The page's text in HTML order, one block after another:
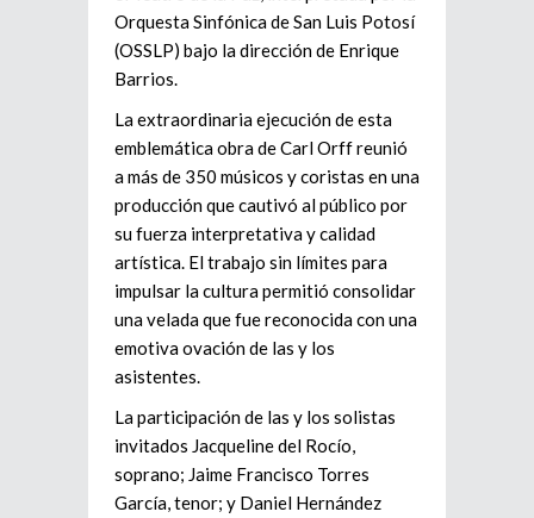
Orquesta Sinfónica de San Luis Potosí
(OSSLP) bajo la dirección de Enrique
Barrios.
La extraordinaria ejecución de esta
emblemática obra de Carl Orff reunió
a más de 350 músicos y coristas en una
producción que cautivó al público por
su fuerza interpretativa y calidad
artística. El trabajo sin límites para
impulsar la cultura permitió consolidar
una velada que fue reconocida con una
emotiva ovación de las y los
asistentes.
La participación de las y los solistas
invitados Jacqueline del Rocío,
soprano; Jaime Francisco Torres
García, tenor; y Daniel Hernández